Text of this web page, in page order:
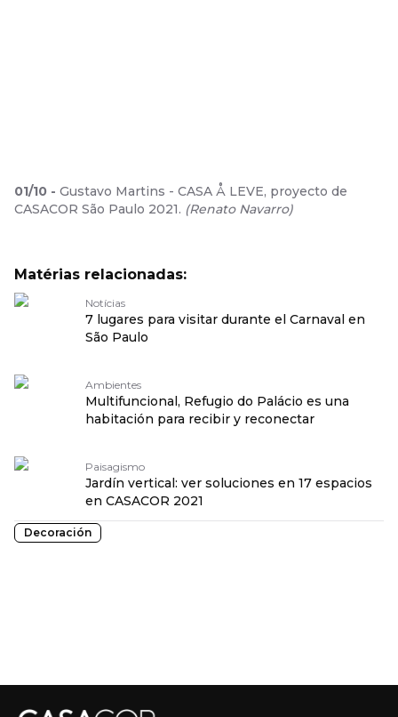
01/10 - Gustavo Martins - CASA Å LEVE, proyecto de
CASACOR São Paulo 2021. (Renato Navarro)
Matérias relacionadas:
Notícias
7 lugares para visitar durante el Carnaval en
São Paulo
Ambientes
Multifuncional, Refugio do Palácio es una
habitación para recibir y reconectar
Paisagismo
Jardín vertical: ver soluciones en 17 espacios
en CASACOR 2021
Decoración